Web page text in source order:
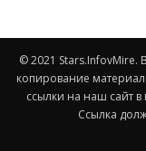
© 2021
копирование
ссылки на наш сайт
Ссылка